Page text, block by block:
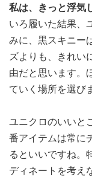
私は、きっと浮気
いろ履いた結果、
みに、黒スキニー
ズよりも、きれい
由だと思います。
ていく場所を選び
ユニクロのいいと
番アイテムは常に
るといいですね。
ディネートを考え